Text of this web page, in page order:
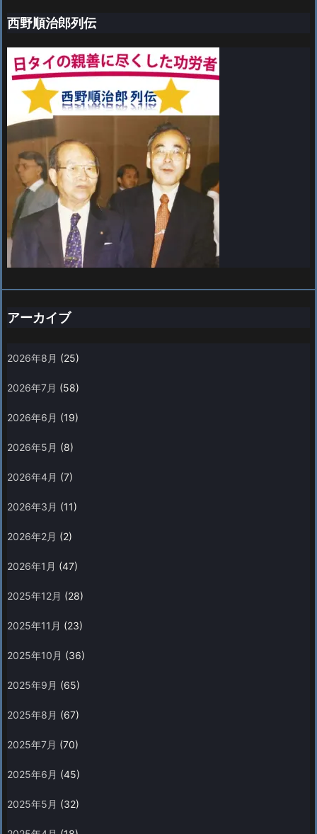
西野順治郎列伝
アーカイブ
2026年8月 (25)
2026年7月 (58)
2026年6月 (19)
2026年5月 (8)
2026年4月 (7)
2026年3月 (11)
2026年2月 (2)
2026年1月 (47)
2025年12月 (28)
2025年11月 (23)
2025年10月 (36)
2025年9月 (65)
2025年8月 (67)
2025年7月 (70)
2025年6月 (45)
2025年5月 (32)